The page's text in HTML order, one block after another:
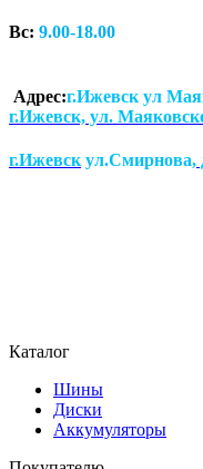
Вс: 9.00-18.00
Адрес:г.Ижевск ул
г.Ижевск, ул.
г.Ижевск ул.Смирнова,
Каталог
Шины
Диски
Аккумуляторы